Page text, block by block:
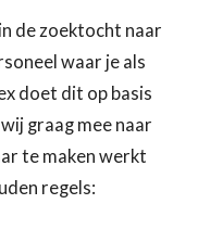
de zoektocht naar
waar je als
doet dit op basis
graag mee naar
te maken werkt
regels: